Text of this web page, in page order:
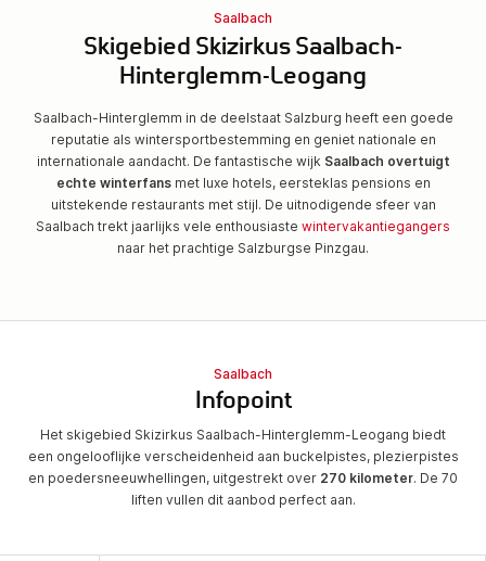
Saalbach
Skigebied Skizirkus Saalbach-
Hinterglemm-Leogang
Saalbach-Hinterglemm in de deelstaat Salzburg heeft een goede
reputatie als wintersportbestemming en geniet nationale en
internationale aandacht. De fantastische wijk Saalbach overtuigt
echte winterfansmet luxe hotels, eersteklas pensions en
uitstekende restaurants met stijl. De uitnodigende sfeer van
Saalbach trekt jaarlijks vele enthousiaste wintervakantiegangers
naar het prachtige Salzburgse Pinzgau.
Saalbach
Infopoint
Het skigebied Skizirkus Saalbach-Hinterglemm-Leogang biedt
een ongelooflijke verscheidenheid aan buckelpistes, plezierpistes
en poedersneeuwhellingen, uitgestrekt over 270 kilometer. De 70
liften vullen dit aanbod perfect aan.